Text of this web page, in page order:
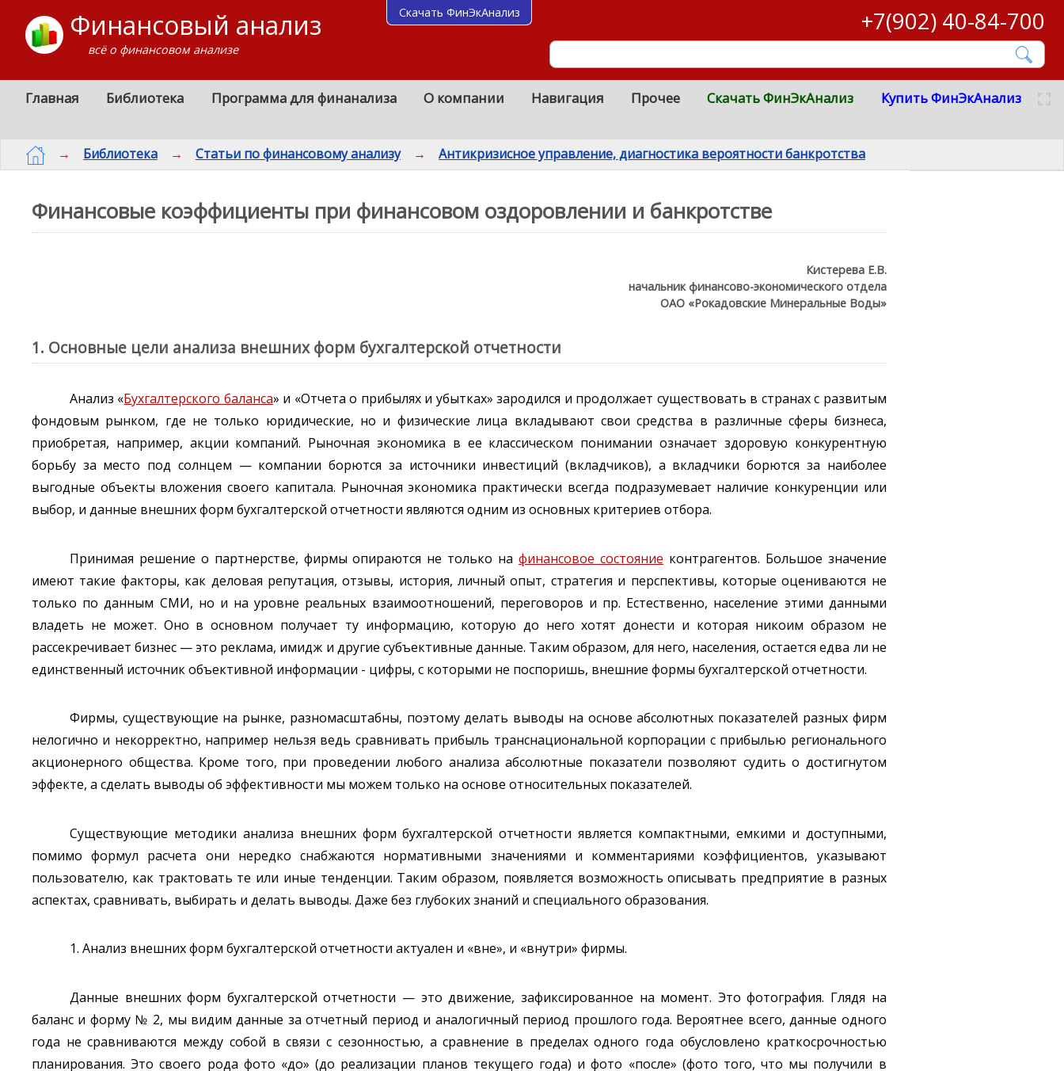
Финансовый анализ
всё о финансовом анализе
+7(902) 40-84-700
Главная Библиотека Программа для финанализа О компании Навигация Прочее Скачать ФинЭкАнализ Купить ФинЭкАнализ
→ Библиотека → Статьи по финансовому анализу → Антикризисное управление, диагностика вероятности банкротства
Финансовые коэффициенты при финансовом оздоровлении и банкротстве
Кистерева Е.В.
начальник финансово-экономического отдела
ОАО «Рокадовские Минеральные Воды»
1. Основные цели анализа внешних форм бухгалтерской отчетности
Анализ «Бухгалтерского баланса» и «Отчета о прибылях и убытках» зародился и продолжает существовать в странах с развитым
фондовым рынком, где не только юридические, но и физические лица вкладывают свои средства в различные сферы бизнеса,
приобретая, например, акции компаний. Рыночная экономика в ее классическом понимании означает здоровую конкурентную
борьбу за место под солнцем — компании борются за источники инвестиций (вкладчиков), а вкладчики борются за наиболее
выгодные объекты вложения своего капитала. Рыночная экономика практически всегда подразумевает наличие конкуренции или
выбор, и данные внешних форм бухгалтерской отчетности являются одним из основных критериев отбора.
Принимая решение о партнерстве, фирмы опираются не только нафинансовое состояние контрагентов. Большое значение
имеют такие факторы, как деловая репутация, отзывы, история, личный опыт, стратегия и перспективы, которые оцениваются не
только по данным СМИ, но и на уровне реальных взаимоотношений, переговоров и пр. Естественно, население этими данными
владеть не может. Оно в основном получает ту информацию, которую до него хотят донести и которая никоим образом не
рассекречивает бизнес — это реклама, имидж и другие субъективные данные. Таким образом, для него, населения, остается едва ли не
единственный источник объективной информации - цифры, с которыми не поспоришь, внешние формы бухгалтерской отчетности.
Фирмы, существующие на рынке, разномасштабны, поэтому делать выводы на основе абсолютных показателей разных фирм
нелогично и некорректно, например нельзя ведь сравнивать прибыль транснациональной корпорации с прибылью регионального
акционерного общества. Кроме того, при проведении любого анализа абсолютные показатели позволяют судить о достигнутом
эффекте, а сделать выводы об эффективности мы можем только на основе относительных показателей.
Существующие методики анализа внешних форм бухгалтерской отчетности является компактными, емкими и доступными,
помимо формул расчета они нередко снабжаются нормативными значениями и комментариями коэффициентов, указывают
пользователю, как трактовать те или иные тенденции. Таким образом, появляется возможность описывать предприятие в разных
аспектах, сравнивать, выбирать и делать выводы. Даже без глубоких знаний и специального образования.
1. Анализ внешних форм бухгалтерской отчетности актуален и «вне», и «внутри» фирмы.
Данные внешних форм бухгалтерской отчетности — это движение, зафиксированное на момент. Это фотография. Глядя на
баланс и форму № 2, мы видим данные за отчетный период и аналогичный период прошлого года. Вероятнее всего, данные одного
года не сравниваются между собой в связи с сезонностью, а сравнение в пределах одного года обусловлено краткосрочностью
планирования. Это своего рода фото «до» (до реализации планов текущего года) и фото «после» (фото того, что мы получили в
Скачать ФинЭкАнализ